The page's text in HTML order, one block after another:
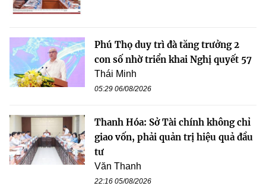
Phú Thọ duy trì đà tăng trưởng 2
con số nhờ triển khai Nghị quyết 57
Thái Minh
05:29 06/08/2026
Thanh Hóa: Sở Tài chính không chỉ
giao vốn, phải quản trị hiệu quả đầu
tư
Văn Thanh
22:16 05/08/2026